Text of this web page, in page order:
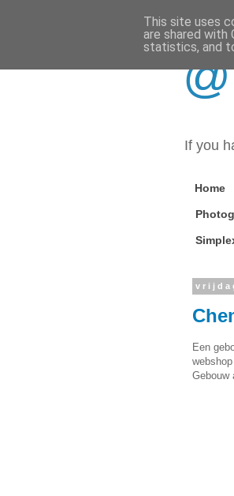
If you
Home
Een
webshop
Gebouw
This site uses
are shared with
statistics, and